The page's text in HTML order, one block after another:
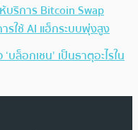
บริการ Bitcoin Swap
รใช้ AI แฮ็กระบบพุ่งสูง
บล็อกเชน’ เป็นธาตุอะไรใน